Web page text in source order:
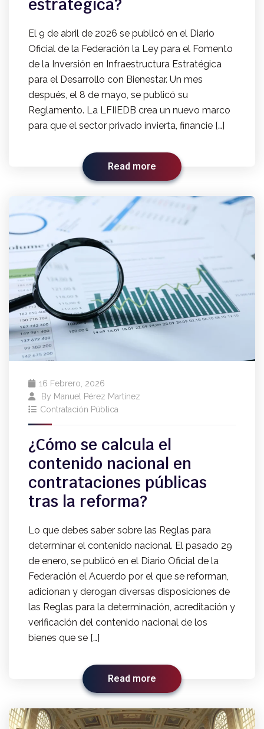
estratégica?
El 9 de abril de 2026 se publicó en el Diario
Oficial de la Federación la Ley para el Fomento
de la Inversión en Infraestructura Estratégica
para el Desarrollo con Bienestar. Un mes
después, el 8 de mayo, se publicó su
Reglamento. La LFIIEDB crea un nuevo marco
para que el sector privado invierta, financie […]
Read more
16 Febrero, 2026
By Manuel Pérez Martínez
Contratación Pública
¿Cómo se calcula el
contenido nacional en
contrataciones públicas
tras la reforma?
Lo que debes saber sobre las Reglas para
determinar el contenido nacional. El pasado 29
de enero, se publicó en el Diario Oficial de la
Federación el Acuerdo por el que se reforman,
adicionan y derogan diversas disposiciones de
las Reglas para la determinación, acreditación y
verificación del contenido nacional de los
bienes que se […]
Read more